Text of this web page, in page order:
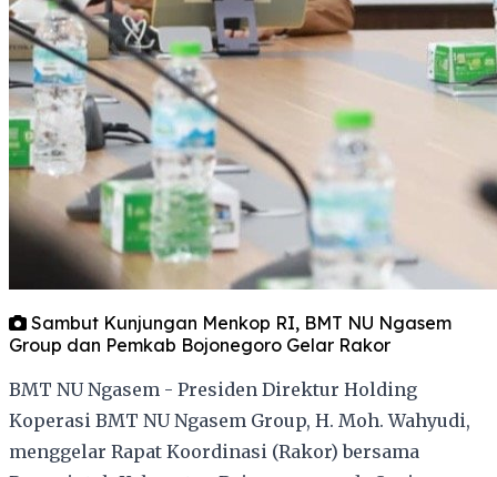
Sambut Kunjungan Menkop RI, BMT NU Ngasem
Group dan Pemkab Bojonegoro Gelar Rakor
BMT NU Ngasem - Presiden Direktur Holding
Koperasi BMT NU Ngasem Group, H. Moh. Wahyudi,
menggelar Rapat Koordinasi (Rakor) bersama